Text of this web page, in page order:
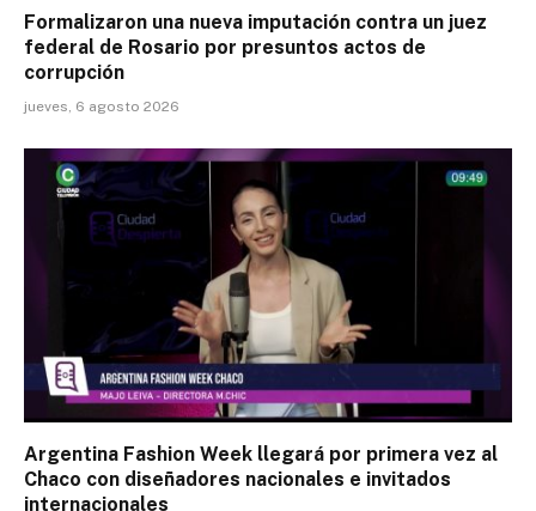
Formalizaron una nueva imputación contra un juez
federal de Rosario por presuntos actos de
corrupción
jueves, 6 agosto 2026
Argentina Fashion Week llegará por primera vez al
Chaco con diseñadores nacionales e invitados
internacionales